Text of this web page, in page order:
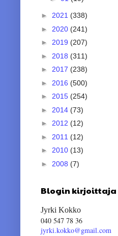
► 2021 (338)
► 2020 (241)
► 2019 (207)
► 2018 (311)
► 2017 (238)
► 2016 (500)
► 2015 (254)
► 2014 (73)
► 2012 (12)
► 2011 (12)
► 2010 (13)
► 2008 (7)
Blogin kirjoittaja
Jyrki Kokko
040 547 78 36
jyrki.kokko@gmail.com